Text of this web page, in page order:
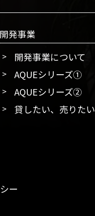
開発事業
開発事業について
AQUEシリーズ①
AQUEシリーズ②
貸したい、売りたい
ー